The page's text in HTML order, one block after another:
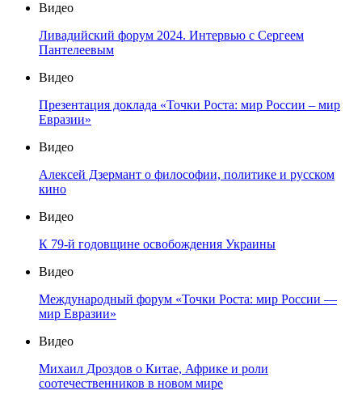
Видео
Ливадийский форум 2024. Интервью с Сергеем
Пантелеевым
Видео
Презентация доклада «Точки Роста: мир России – мир
Евразии»
Видео
Алексей Дзермант о философии, политике и русском
кино
Видео
К 79-й годовщине освобождения Украины
Видео
Международный форум «Точки Роста: мир России —
мир Евразии»
Видео
Михаил Дроздов о Китае, Африке и роли
соотечественников в новом мире